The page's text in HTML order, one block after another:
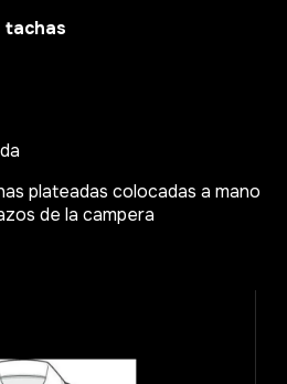
tachas
plateadas colocadas a mano
de la campera